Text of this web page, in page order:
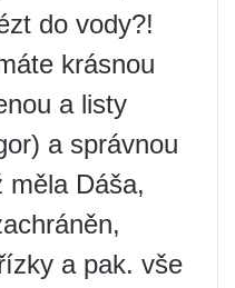
do vody?!
krásnou
a listy
a správnou
měla Dáša,
a pak. vše